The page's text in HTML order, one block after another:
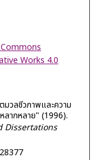
Works 4.0
วลชีวภาพและความ
ลากหลาย" (1996).
Dissertations